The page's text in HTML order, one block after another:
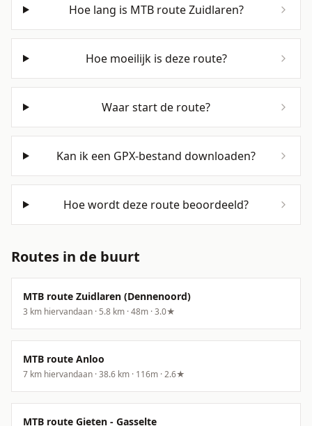
Hoe lang is MTB route Zuidlaren?
Hoe moeilijk is deze route?
Waar start de route?
Kan ik een GPX-bestand downloaden?
Hoe wordt deze route beoordeeld?
Routes in de buurt
MTB route Zuidlaren (Dennenoord)
3 km hiervandaan · 5.8 km ·48m ·3.0★
MTB route Anloo
7 km hiervandaan ·38.6 km · 116m ·2.6★
MTB route Gieten - Gasselte